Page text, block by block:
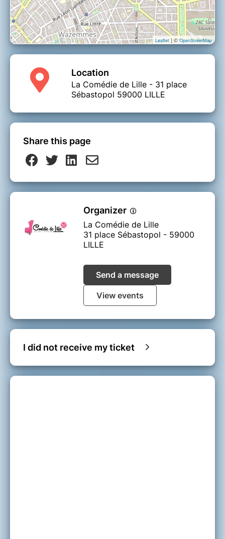
Leaflet| ©OpenStreetMap
Location
La Comédie de Lille - 31 place
Sébastopol 59000 LILLE
Share this page
Organizer
La Comédie de Lille
31 place Sébastopol - 59000
LILLE
Send a message
View events
I did not receive my ticket